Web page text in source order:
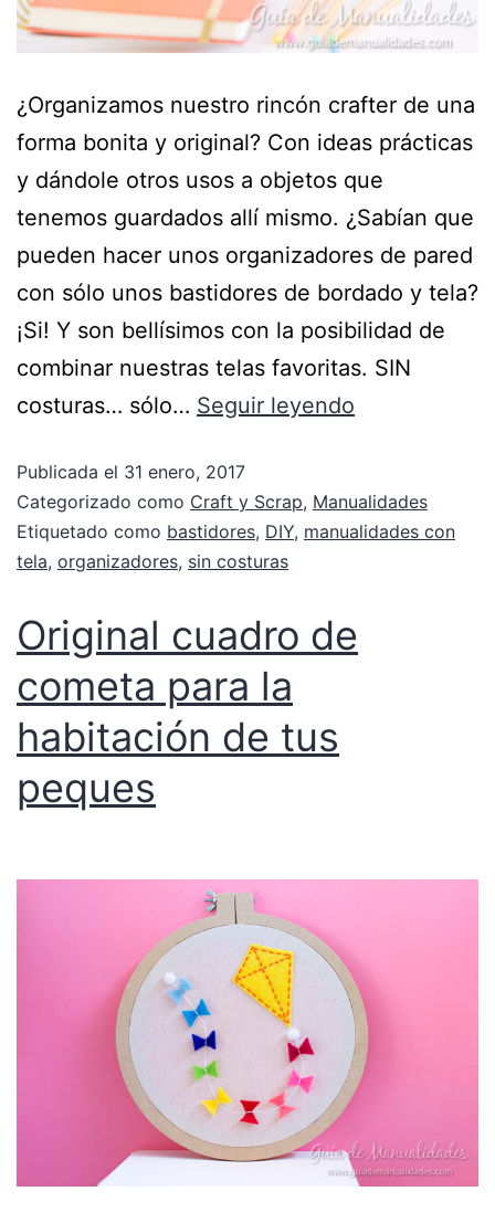
¿Organizamos nuestro rincón crafter de una
forma bonita y original? Con ideas prácticas
y dándole otros usos a objetos que
tenemos guardados allí mismo. ¿Sabían que
pueden hacer unos organizadores de pared
con sólo unos bastidores de bordado y tela?
¡Si! Y son bellísimos con la posibilidad de
combinar nuestras telas favoritas. SIN
costuras… sólo… Seguir leyendo
Publicada el 31 enero, 2017
Categorizado como Craft y Scrap, Manualidades
Etiquetado como bastidores, DIY, manualidades con
tela, organizadores, sin costuras
Original cuadro de
cometa para la
habitación de tus
peques